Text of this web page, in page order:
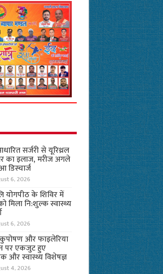
सर्जरी से यूरिथ्रल
का इलाज, मरीज अगले
डिस्चार्ज
6, 2026
योगपीठ के शिविर में
मिला नि:शुल्क स्वास्थ्य
6, 2026
और फाइलेरिया
पर एकजुट हुए
और स्वास्थ्य विशेषज्ञ
4, 2026